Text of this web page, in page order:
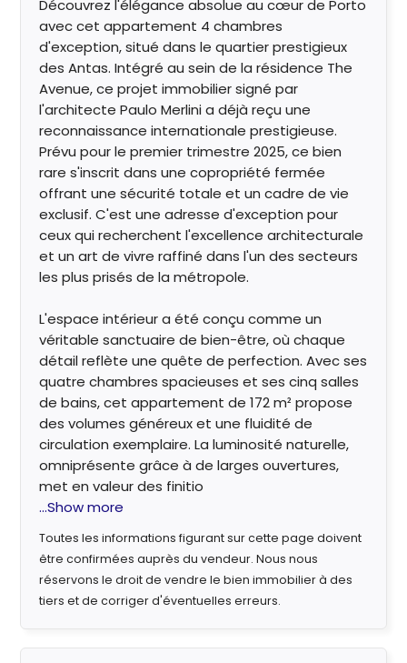
Découvrez l'élégance absolue au cœur de Porto
avec cet appartement 4 chambres
d'exception, situé dans le quartier prestigieux
des Antas. Intégré au sein de la résidence The
Avenue, ce projet immobilier signé par
l'architecte Paulo Merlini a déjà reçu une
reconnaissance internationale prestigieuse.
Prévu pour le premier trimestre 2025, ce bien
rare s'inscrit dans une copropriété fermée
offrant une sécurité totale et un cadre de vie
exclusif. C'est une adresse d'exception pour
ceux qui recherchent l'excellence architecturale
et un art de vivre raffiné dans l'un des secteurs
les plus prisés de la métropole.
L'espace intérieur a été conçu comme un
véritable sanctuaire de bien-être, où chaque
détail reflète une quête de perfection. Avec ses
quatre chambres spacieuses et ses cinq salles
de bains, cet appartement de 172 m² propose
des volumes généreux et une fluidité de
circulation exemplaire. La luminosité naturelle,
omniprésente grâce à de larges ouvertures,
met en valeur des finitio
...Show more
Toutes les informations figurant sur cette page doivent
être confirmées auprès du vendeur. Nous nous
réservons le droit de vendre le bien immobilier à des
tiers et de corriger d'éventuelles erreurs.